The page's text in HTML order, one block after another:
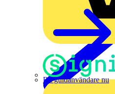
Bli guldanvändare nu